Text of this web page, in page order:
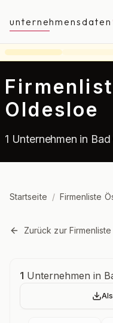
unternehmensdaten
Oldesloe
1 Unternehmen in
Startseite / Firmenliste
Zurück zur Firmenliste
1 Unternehmen in